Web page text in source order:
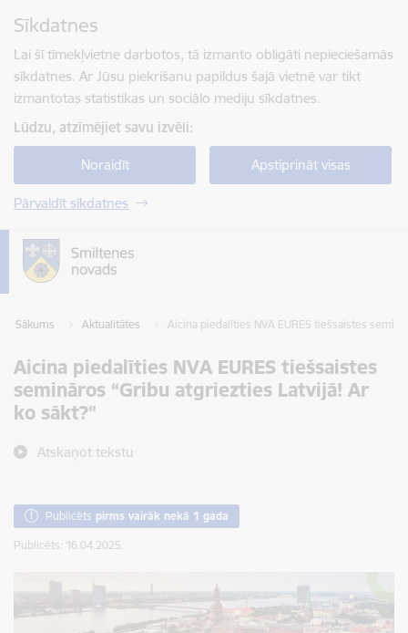
Sīkdatnes
Lai šī tīmekļvietne darbotos, tā izmanto obligāti nepieciešamās
sīkdatnes. Ar Jūsu piekrišanu papildus šajā vietnē var tikt
izmantotas statistikas un sociālo mediju sīkdatnes.
Lūdzu, atzīmējiet savu izvēli:
Noraidīt Apstiprināt visas
Pārvaldīt sīkdatnes
Sākums Aktualitātes Aicina piedalīties NVA EURES tiešsaistes
Aicina piedalīties NVA EURES tiešsaistes
semināros “Gribu atgriezties Latvijā! Ar
ko sākt?"
Atskaņot tekstu
Publicēts pirms vairāk nekā 1 gada
Publicēts: 16.04.2025.